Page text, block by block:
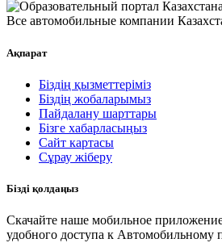
Все автомобильные компании
Ақпарат
Біздің қызметтеріміз
Біздің жобаларымыз
Пайдалану шарттары
Бізге хабарласыңыз
Сайт картасы
Сұрау жіберу
Бізді қолдаңыз
Скачайте наше мобильное
удобного доступа к Автомобильному